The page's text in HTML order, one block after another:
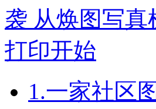
1.一家社区